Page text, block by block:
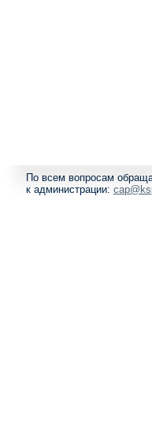
По всем вопросам
к администрации: